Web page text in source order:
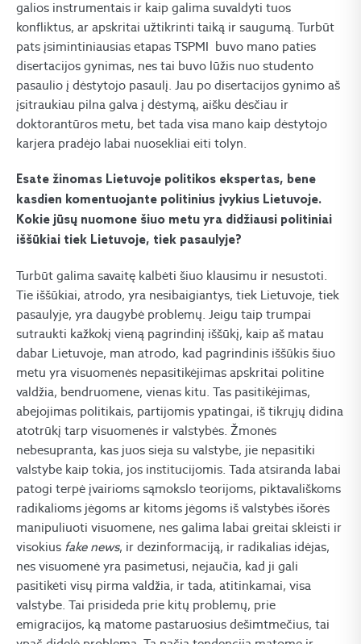
galios instrumentais ir kaip galima suvaldyti tuos
konfliktus, ar apskritai užtikrinti taiką ir saugumą. Turbūt
pats įsimintiniausias etapas TSPMI buvo mano paties
disertacijos gynimas, nes tai buvo lūžis nuo studento
pasaulio į dėstytojo pasaulį. Jau po disertacijos gynimo aš
įsitraukiau pilna galva į dėstymą, aišku dėsčiau ir
doktorantūros metu, bet tada visa mano kaip dėstytojo
karjera pradėjo labai nuosekliai eiti tolyn.
Esate žinomas Lietuvoje politikos ekspertas, bene
kasdien komentuojante politinius įvykius Lietuvoje.
Kokie jūsų nuomone šiuo metu yra didžiausi politiniai
iššūkiai tiek Lietuvoje, tiek pasaulyje?
Turbūt galima savaitę kalbėti šiuo klausimu ir nesustoti.
Tie iššūkiai, atrodo, yra nesibaigiantys, tiek Lietuvoje, tiek
pasaulyje, yra daugybė problemų. Jeigu taip trumpai
sutraukti kažkokį vieną pagrindinį iššūkį, kaip aš matau
dabar Lietuvoje, man atrodo, kad pagrindinis iššūkis šiuo
metu yra visuomenės nepasitikėjimas apskritai politine
valdžia, bendruomene, vienas kitu. Tas pasitikėjimas,
abejojimas politikais, partijomis ypatingai, iš tikrųjų didina
atotrūkį tarp visuomenės ir valstybės. Žmonės
nebesupranta, kas juos sieja su valstybe, jie nepasitiki
valstybe kaip tokia, jos institucijomis. Tada atsiranda labai
patogi terpė įvairioms sąmokslo teorijoms, piktavališkoms
radikalioms jėgoms ar kitoms jėgoms iš valstybės išorės
manipuliuoti visuomene, nes galima labai greitai skleisti ir
visokius fake news, ir dezinformaciją, ir radikalias idėjas,
nes visuomenė yra pasimetusi, nejaučia, kad ji gali
pasitikėti visų pirma valdžia, ir tada, atitinkamai, visa
valstybe. Tai prisideda prie kitų problemų, prie
emigracijos, ką matome pastaruosius dešimtmečius, tai